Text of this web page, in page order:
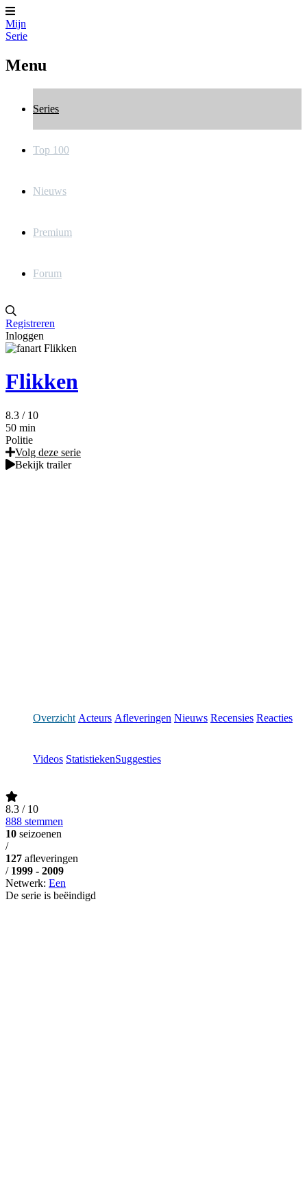
Mijn
Serie
Menu
Series
Top 100
Nieuws
Premium
Forum
Registreren
Inloggen
Flikken
8.3 / 10
50 min
Politie
Volg deze serie
Bekijk trailer
Overzicht Acteurs Afleveringen Nieuws Recensies Reacties
Videos StatistiekenSuggesties
8.3 / 10
888 stemmen
10 seizoenen
/
127 afleveringen
/ 1999 - 2009
Netwerk: Een
De serie is beëindigd